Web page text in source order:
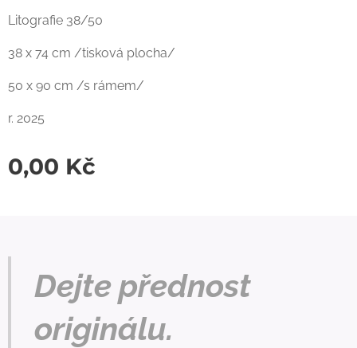
Litografie 38/50
38 x 74 cm /tisková plocha/
50 x 90 cm /s rámem/
r. 2025
0,00 Kč
Dejte přednost
originálu.